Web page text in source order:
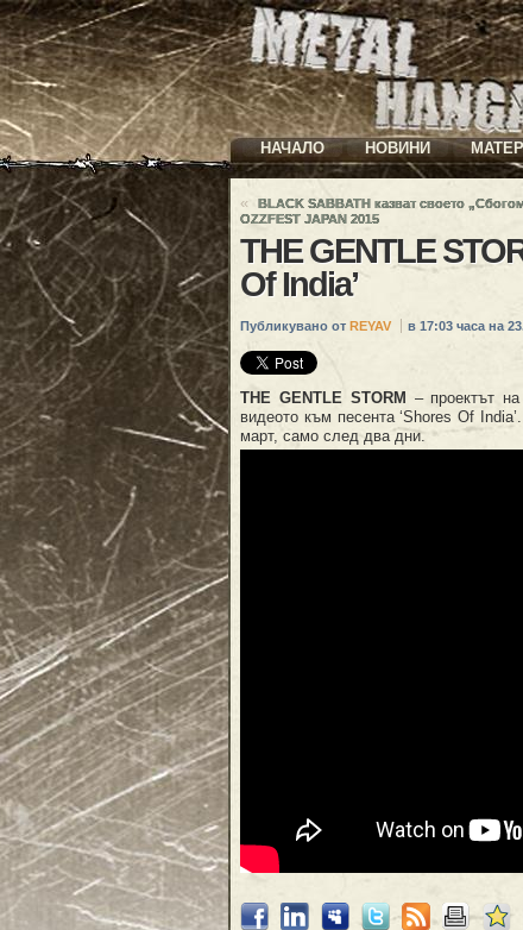
НАЧАЛО НОВИНИ
«
BLACK SABBATH казват своето
OZZFEST JAPAN 2015
THE GENTLE
Of India’
Публикувано от REYAV в 17:03 часа на
THE GENTLE STORM – проектът
видеото към песента ‘Shores Of
март, само след два дни.